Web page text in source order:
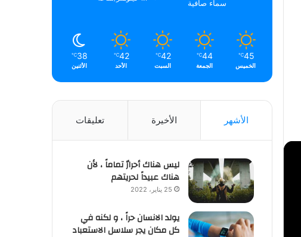
سماء صافية
45
℃
الخميس
44
℃
الجمعة
42
℃
السبت
42
℃
الأحد
38
℃
الأثنين
الأشهر الأخيرة تعليقات
ليس هناك أحرارٌ تماماً ، لأن
هناك عبيداً لحريتهم
25 يناير، 2022
يولد الانسان حراً ، و لكنه في
كل مكان يجر سلاسل الاستعباد